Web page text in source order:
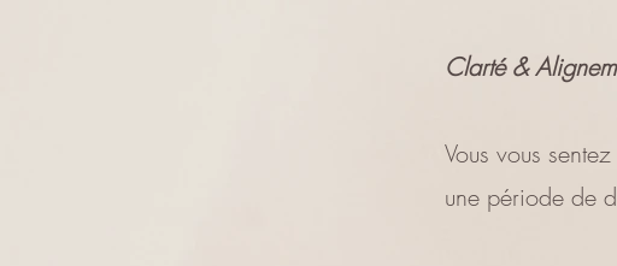
Clarté&
Vous vous
une période de